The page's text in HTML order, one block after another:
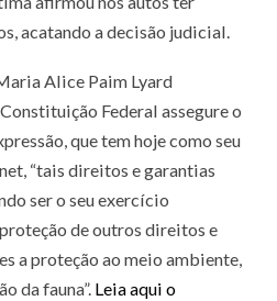
acatando a decisão judicial.
Alice Paim Lyard
Federal assegure o
que tem hoje como seu
“tais direitos e garantias
ser o seu exercício
de outros direitos e
a proteção ao meio ambiente,
da fauna”. Leia aqui o